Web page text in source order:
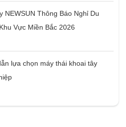
NEWSUN Thông Báo Nghỉ Du
Vực Miền Bắc 2026
lựa chọn máy thái khoai tây